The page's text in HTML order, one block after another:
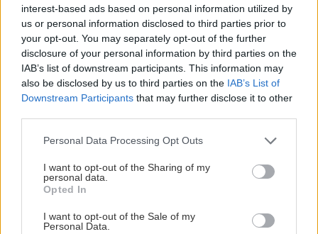
interest-based ads based on personal information utilized by
us or personal information disclosed to third parties prior to
your opt-out. You may separately opt-out of the further
disclosure of your personal information by third parties on the
IAB’s list of downstream participants. This information may
also be disclosed by us to third parties on the IAB’s List of
Downstream Participants that may further disclose it to other
Please note that this website/app uses one or more Google
not limited to your visit or usage behaviour. You may click to
grant or deny consent to Google and its third-party tags to
use your data for below specified purposes in below Google
consent section.
Personal Data Processing Opt Outs
I want to opt-out of the Sharing of my
personal data.
Opted In
I want to opt-out of the Sale of my
Personal Data.
Chystáte sa zavárať kápiu? Táto chyba ju
premení na nevábne mäkkú hmotu
Zostrojte si kvetináče na